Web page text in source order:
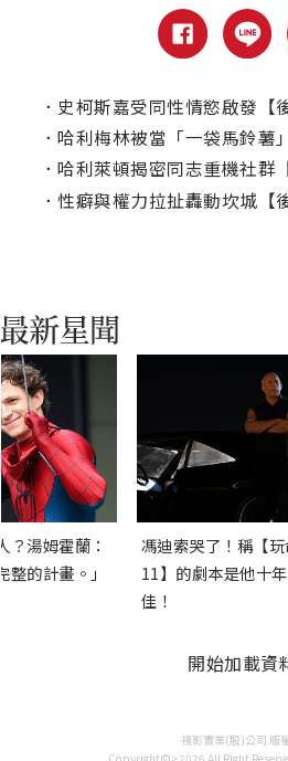
． 史柯斯嘉受同性情慾啟發【後
． 哈利梅林被當「一袋馬鈴薯」【後
． 哈利萊頓揭密同志重機社群【後
． 性癖與權力拉扯轟動坎城【後座
？湯姆霍蘭：
的計畫。」
馮迪索哭了！稱【
11】的劇本是他十
佳！
開始加載資
視影實業(股)公司 版